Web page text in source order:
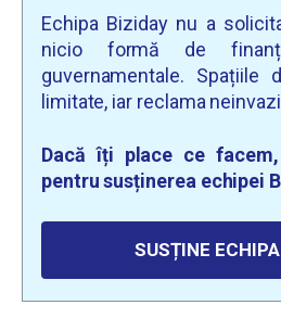
Echipa Biziday nu a
nicio formă de
guvernamentale. Spațiile
limitate, iar reclama
Dacă îți place ce
pentru susținerea echipei
SUSȚINE